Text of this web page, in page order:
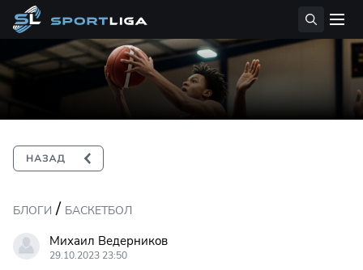
БЛОГИ / БАСКЕТБОЛ
Михаил Ведерников
29.10.2023 23:50